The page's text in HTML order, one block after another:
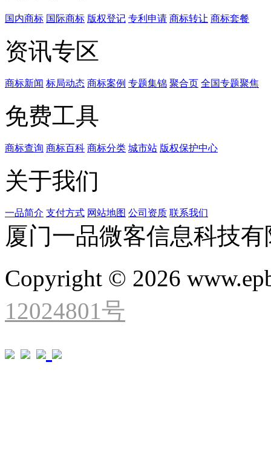
国内商标 国际商标 版权登记 专利申请 商标转让 商标套餐
资讯专区
商标新闻 标局动态 商标案例 专题集锦 聚合页 全国专题聚焦
免费工具
商标查询 商标百科 商标分类 城市站 版权保护中心
关于我们
一品简介 支付方式 网站地图 公司资质 联系我们
厦门一品微客信息科技
Copyright © 2026
12024801号